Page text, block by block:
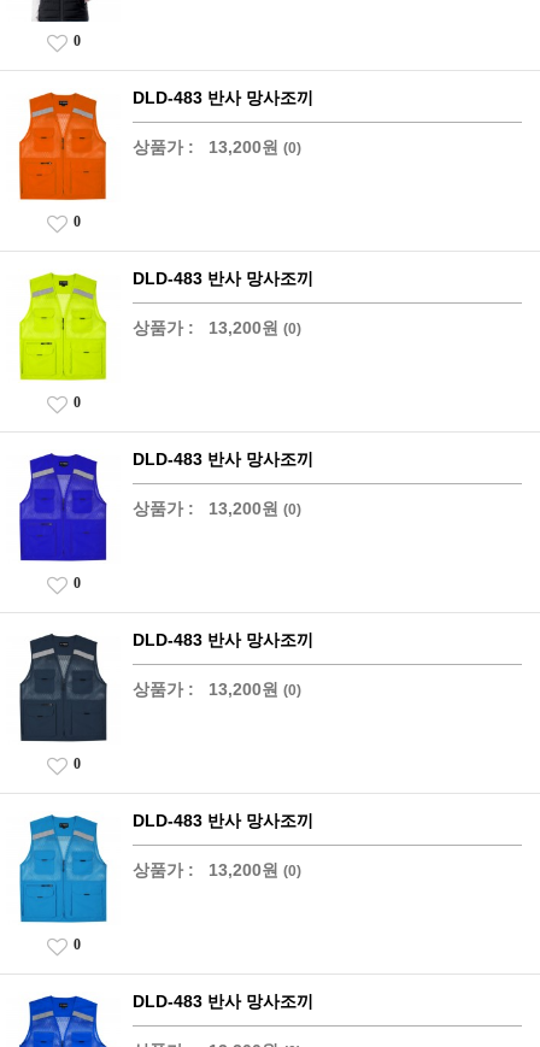
0
DLD-483 반사 망사조끼
상품가 : 13,200원 (0)
0
DLD-483 반사 망사조끼
상품가 : 13,200원 (0)
0
DLD-483 반사 망사조끼
상품가 : 13,200원 (0)
0
DLD-483 반사 망사조끼
상품가 : 13,200원 (0)
0
DLD-483 반사 망사조끼
상품가 : 13,200원 (0)
0
DLD-483 반사 망사조끼